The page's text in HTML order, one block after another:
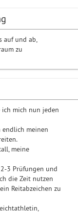
auf und ab,
zu
mich nun jeden
endlich meinen
meine
3 Prüfungen und
die Zeit nutzen
Reitabzeichen zu